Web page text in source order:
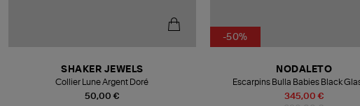
50,00 €
SHAKER JEWELS
Collier Lune Argent Doré
-50%
345,00 €
NODALETO
Escarpins Bulla Babies Black